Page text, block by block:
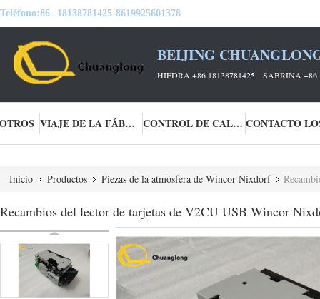
Teléfono:86--18138781425-8619925601378
BEIJING
HIEDRA +86 18138781425 SABRINA +86
VIAJE DE LA FÁBRICA CONTROL DE CALIDAD
Inicio Productos Piezas de la atmósfera de Wincor Nixdorf
Recambios del lector de tarjetas de V2CU USB Wincor